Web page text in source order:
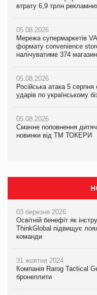
втрату 6,9 трлн
05.08.2026
Мережа супермаркетів
формату convenience
налічуватиме 374
05.08.2026
Російська атака 5
ударів по українському
05.08.2026
Смачне поповнення
новинки від ТМ ТОКЕРИ
втрату 6,9 трлн
05.08.2026
Adidas витратила понад
продуктів
втрату 6,9 трлн
05.08.2026
Adidas витратила понад
продуктів
03 березня 2026
Освітній бенефіт як
ThinkGlobal підвищує
команди
31 жовтня 2024
Компанія Rarog Tactical
бронеплити